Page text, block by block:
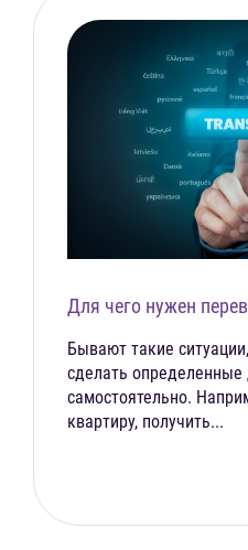
Для чего нужен
Бывают такие
сделать определенные
самостоятельно.
квартиру, получить...